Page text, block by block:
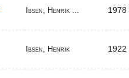
Ibsen, Henrik ... 1978
Ibsen, Henrik 1922